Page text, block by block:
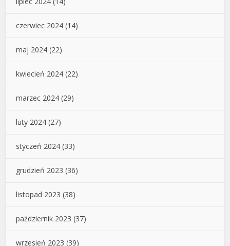
czerwiec 2024 (14)
maj 2024 (22)
kwiecień 2024 (22)
marzec 2024 (29)
luty 2024 (27)
styczeń 2024 (33)
grudzień 2023 (36)
listopad 2023 (38)
październik 2023 (37)
wrzesień 2023 (39)